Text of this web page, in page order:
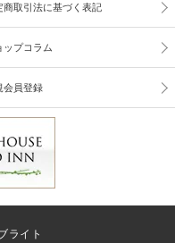
商取引法に基づく表記
ップコラム
会員登録
ライト